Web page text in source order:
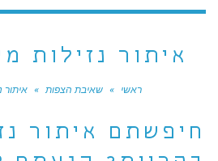
איתור נזילות
ראשי » שאיבת הצפות » איתור
חיפשתם איתור